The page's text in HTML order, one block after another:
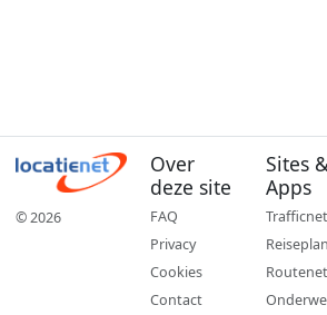
© 2026
Over
deze site
FAQ
Privacy
Cookies
Contact
Sites &
Apps